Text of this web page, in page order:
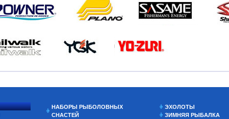
НАБОРЫ РЫБОЛОВНЫХ
СНАСТЕЙ
ЭХОЛОТЫ
ЗИМНЯЯ РЫБАЛКА